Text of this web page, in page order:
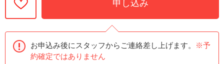
申し込み
お申込み後にスタッフからご連絡差し上げます。
※予
約確定ではありません